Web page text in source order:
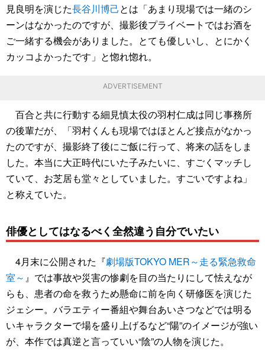
見良明を演じた長谷川博己とは「あまり現場では一緒のシ
ーンはなかったのですが、撮影後プライベートではお酒を
ご一緒する機会がありました。とても優しいし、とにかく
カッコよかったです」と惚れ惚れ。
ADVERTISEMENT
百合と共に行動する細見慎太役の羽村仁成は同じ事務所
の後輩だが、「羽村くんも現場ではほとんど接点がなかっ
たのですが、撮影終了後にご飯に行って、将来の話をしま
した。本当に大正時代にいた子みたいに、すごくマッチし
ていて、お芝居も堂々としていました。すごいですよね」
と称えていた。
俳優としてはなるべく全然違う自分でいたい
4月末に公開された『劇場版TOKYO MER～走る緊急救命
室～ 』では事故や災害の惨劇を目の当たりにして怯えなが
らも、患者の命を救うため懸命に前を向く研修医を演じた
ジェシー。バラエティー番組や舞台あいさつなどでは明る
いキャラクターで場を盛り上げるなど“陽”のイメージが強い
が、本作では真逆と言っていい“陰”の人物を演じた。